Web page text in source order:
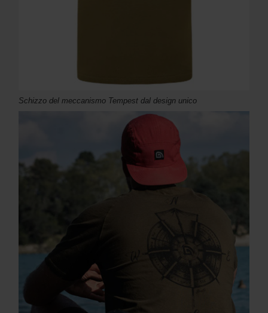
Schizzo del meccanismo Tempest dal design unico